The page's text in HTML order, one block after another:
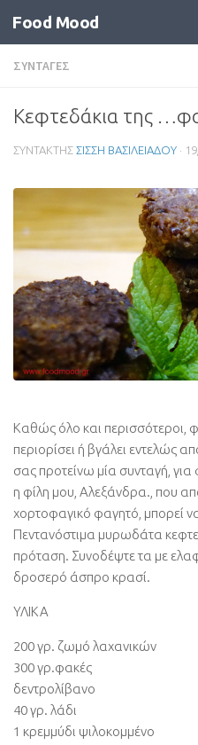
Food Mood
ΣΥΝΤΑΓΕΣ
Κεφτεδάκια της
ΣΥΝΤΑΚΤΗΣ ΣΙΣΣΗ ΒΑΣΙΛΕΙΑΔΟΥ ·
Καθώς όλο και περισσότεροι,
περιορίσει ή βγάλει εντελώς
σας προτείνω μία συνταγή,
η φίλη μου, Αλεξάνδρα., που
χορτοφαγικό φαγητό, μπορεί
Πεντανόστιμα μυρωδάτα
πρόταση. Συνοδέψτε τα με
δροσερό άσπρο κρασί.
ΥΛΙΚΑ
200 γρ. ζωμό λαχανικών
300 γρ.φακές
δεντρολίβανο
40 γρ. λάδι
1 κρεμμύδι ψιλοκομμένο